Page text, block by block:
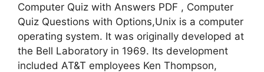
Computer Quiz with Answers PDF , Computer
Quiz Questions with Options,Unix is ​​a computer
operating system. It was originally developed at
the Bell Laboratory in 1969. Its development
included AT&T employees Ken Thompson,